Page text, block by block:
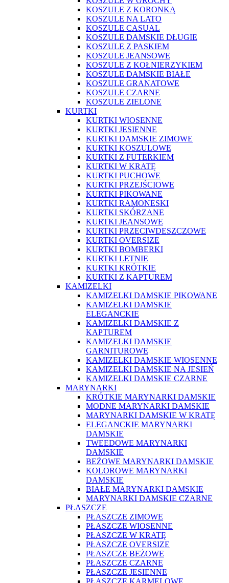
KOSZULE Z KORONKĄ
KOSZULE NA LATO
KOSZULE CASUAL
KOSZULE DAMSKIE DŁUGIE
KOSZULE Z PASKIEM
KOSZULE JEANSOWE
KOSZULE Z KOŁNIERZYKIEM
KOSZULE DAMSKIE BIAŁE
KOSZULE GRANATOWE
KOSZULE CZARNE
KOSZULE ZIELONE
KURTKI
KURTKI WIOSENNE
KURTKI JESIENNE
KURTKI DAMSKIE ZIMOWE
KURTKI KOSZULOWE
KURTKI Z FUTERKIEM
KURTKI W KRATĘ
KURTKI PUCHOWE
KURTKI PRZEJŚCIOWE
KURTKI PIKOWANE
KURTKI RAMONESKI
KURTKI SKÓRZANE
KURTKI JEANSOWE
KURTKI PRZECIWDESZCZOWE
KURTKI OVERSIZE
KURTKI BOMBERKI
KURTKI LETNIE
KURTKI KRÓTKIE
KURTKI Z KAPTUREM
KAMIZELKI
KAMIZELKI DAMSKIE PIKOWANE
KAMIZELKI DAMSKIE
ELEGANCKIE
KAMIZELKI DAMSKIE Z
KAPTUREM
KAMIZELKI DAMSKIE
GARNITUROWE
KAMIZELKI DAMSKIE WIOSENNE
KAMIZELKI DAMSKIE NA JESIEŃ
KAMIZELKI DAMSKIE CZARNE
MARYNARKI
KRÓTKIE MARYNARKI DAMSKIE
MODNE MARYNARKI DAMSKIE
MARYNARKI DAMSKIE W KRATĘ
ELEGANCKIE MARYNARKI
DAMSKIE
TWEEDOWE MARYNARKI
DAMSKIE
BEŻOWE MARYNARKI DAMSKIE
KOLOROWE MARYNARKI
DAMSKIE
BIAŁE MARYNARKI DAMSKIE
MARYNARKI DAMSKIE CZARNE
PŁASZCZE
PŁASZCZE ZIMOWE
PŁASZCZE WIOSENNE
PŁASZCZE W KRATĘ
PŁASZCZE OVERSIZE
PŁASZCZE BEŻOWE
PŁASZCZE CZARNE
PŁASZCZE JESIENNE
PŁASZCZE KARMELOWE